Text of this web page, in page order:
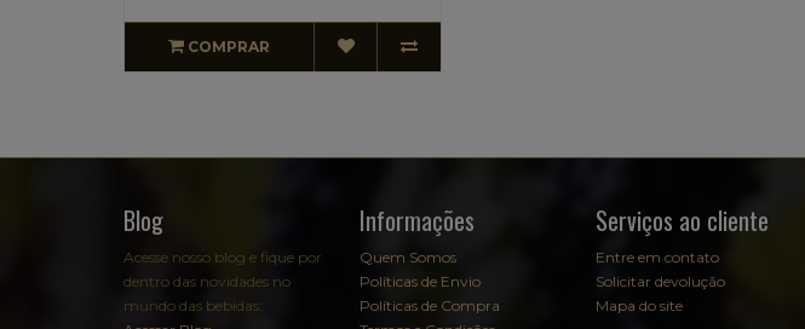
COMPRAR
Blog
Acesse nosso blog e fique por
dentro das novidades no
mundo das bebidas:
Informações
Quem Somos
Políticas de Envio
Políticas de Compra
Serviços ao cliente
Entre em contato
Solicitar devolução
Mapa do site